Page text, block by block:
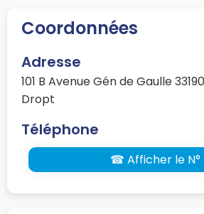
Coordonnées
Adresse
101 B Avenue Gén de Gaulle
Dropt
Téléphone
☎ Afficher le N°